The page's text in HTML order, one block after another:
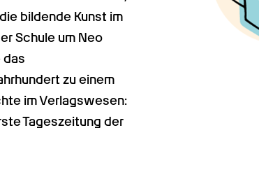
bildende Kunst im
Schule um Neo
das
zu einem
im Verlagswesen:
Tageszeitung der